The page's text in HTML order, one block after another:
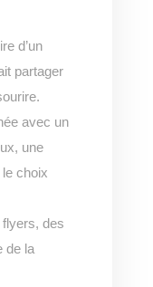
d’un
partager
avec un
une
choix
des
de la